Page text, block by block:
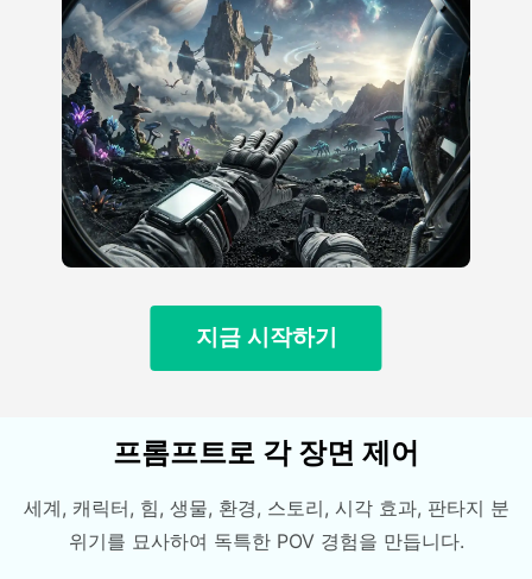
지금 시작하기
프롬프트로 각 장면 제어
세계, 캐릭터, 힘, 생물, 환경, 스토리, 시각 효과, 판타지 분
위기를 묘사하여 독특한 POV 경험을 만듭니다.